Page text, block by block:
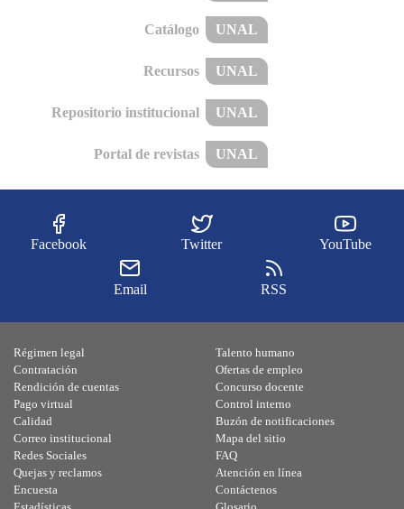
Catálogo UNAL
Recursos UNAL
Repositorio institucional UNAL
Portal de revistas UNAL
Facebook Twitter YouTube
Email RSS
Régimen legal
Contratación
Rendición de cuentas
Pago virtual
Calidad
Talento humano
Ofertas de empleo
Concurso docente
Control interno
Buzón de notificaciones
Correo institucional
Redes Sociales
Quejas y reclamos
Encuesta
Mapa del sitio
FAQ
Atención en línea
Contáctenos